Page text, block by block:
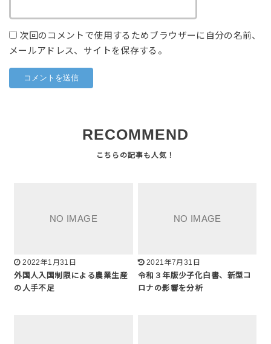
次回のコメントで使用するためブラウザーに自分の名前、
メールアドレス、サイトを保存する。
RECOMMEND
2022年1月31日
外国人入国制限による農業生産
の人手不足
2021年7月31日
令和３年版少子化白書、新型コ
ロナの影響を分析